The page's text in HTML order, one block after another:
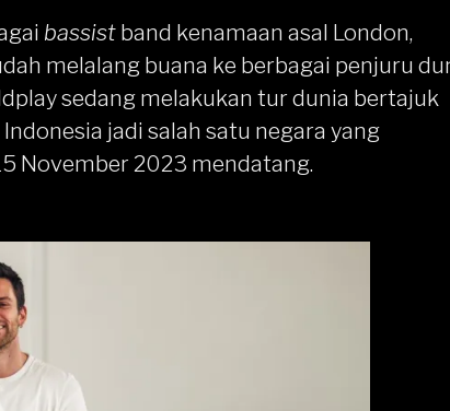
bassist band kenamaan asal London,
melalang buana ke berbagai penjuru
sedang melakukan tur dunia bertajuk
jadi salah satu negara yang
November 2023 mendatang.